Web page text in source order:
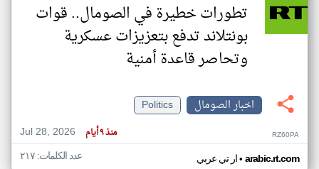
تطورات خطيرة في الصومال.. قوات
بونتلاند تدفع بتعزيزات عسكرية
وتحاصر قاعدة أمنية
اخبار الصومال
Politics
Jul 28, 2026
منذ ٩ أيام RZ60PA
ار تي عربي• arabic.rt.com عدد الكلمات: ٢١٧